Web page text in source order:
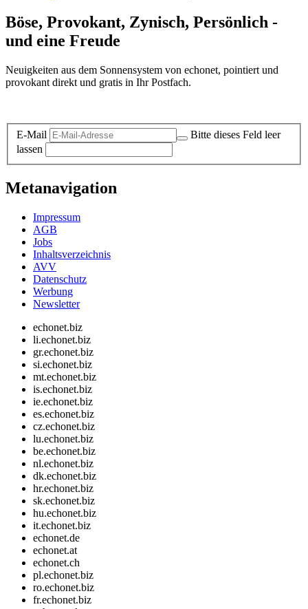
Böse, Provokant, Zynisch, Persönlich -
und eine Freude
Neuigkeiten aus dem Sonnensystem von echonet, pointiert und
provokant direkt und gratis in Ihr Postfach.
E-Mail
Bitte dieses Feld leer
lassen
Metanavigation
Impressum
AGB
Jobs
Inhaltsverzeichnis
AVV
Datenschutz
Werbung
Newsletter
echonet.biz
li.echonet.biz
gr.echonet.biz
si.echonet.biz
mt.echonet.biz
is.echonet.biz
ie.echonet.biz
es.echonet.biz
cz.echonet.biz
lu.echonet.biz
be.echonet.biz
nl.echonet.biz
dk.echonet.biz
hr.echonet.biz
sk.echonet.biz
hu.echonet.biz
it.echonet.biz
echonet.de
echonet.at
echonet.ch
pl.echonet.biz
ro.echonet.biz
fr.echonet.biz